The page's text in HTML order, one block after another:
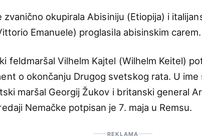
zvanično okupirala Abisiniju (Etiopija) i
Emanuele) proglasila abisinskim carem.
feldmaršal Vilhelm Kajtel (Wilhelm Keitel)
o okončanju Drugog svetskog rata. U
maršal Georgij Žukov i britanski general
Nemačke potpisan je 7. maja u Remsu.
REKLAMA